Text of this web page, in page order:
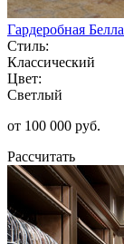
Гардеробная
Стиль:
Классический
Цвет:
Светлый
от 100 000 руб.
Рассчитать